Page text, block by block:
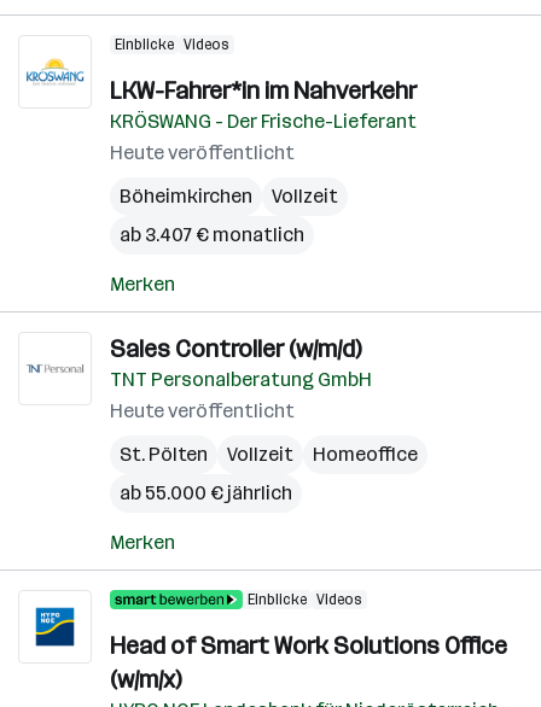
Einblicke Videos
LKW-Fahrer*in im Nahverkehr
KRÖSWANG - Der Frische-Lieferant
Heute veröffentlicht
Böheimkirchen
Vollzeit
ab 3.407 € monatlich
Merken
Sales Controller (w/m/d)
TNT Personalberatung GmbH
Heute veröffentlicht
St. Pölten
Vollzeit
Homeoffice
ab 55.000 € jährlich
Merken
Einblicke Videos
Head of Smart Work Solutions Office
(w/m/x)